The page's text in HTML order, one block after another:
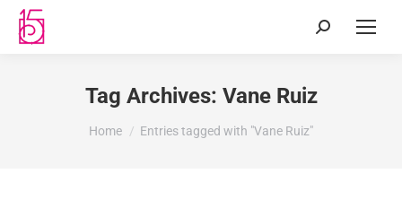
Tag Archives: Vane Ruiz
You are here:
Home Entries tagged with "Vane Ruiz"